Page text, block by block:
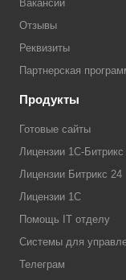
Вакансии
Отзывы
Реквизиты
Партнерская
Продукты
Готовые сайты
Лицензии 1С-Битрикс
Лицензии Битрикс 24
Лицензии 1С
Помощь IT отделу
Системы для
Телеграм